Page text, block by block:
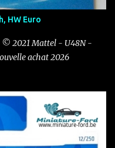
HW Euro
© 2021 Mattel - U48N -
achat 2026